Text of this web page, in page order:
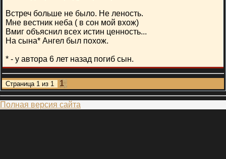
Встреч больше не было. Не леность.
Мне вестник неба ( в сон мой вхож)
Вмиг объяснил всех истин ценность...
На сына* Ангел был похож.
* - у автора 6 лет назад погиб сын.
Страница 1 из 1 1
Полная версия сайта